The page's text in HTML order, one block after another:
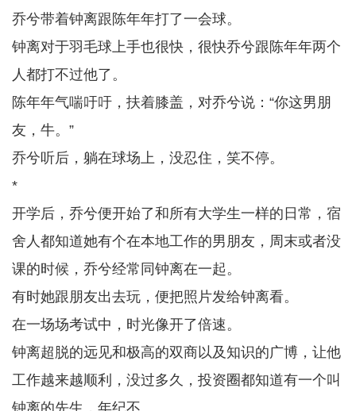
乔兮带着钟离跟陈年年打了一会球。
钟离对于羽毛球上手也很快，很快乔兮跟陈年年两个
人都打不过他了。
陈年年气喘吁吁，扶着膝盖，对乔兮说：“你这男朋
友，牛。”
乔兮听后，躺在球场上，没忍住，笑不停。
*
开学后，乔兮便开始了和所有大学生一样的日常，宿
舍人都知道她有个在本地工作的男朋友，周末或者没
课的时候，乔兮经常同钟离在一起。
有时她跟朋友出去玩，便把照片发给钟离看。
在一场场考试中，时光像开了倍速。
钟离超脱的远见和极高的双商以及知识的广博，让他
工作越来越顺利，没过多久，投资圈都知道有一个叫
钟离的先生，年纪不